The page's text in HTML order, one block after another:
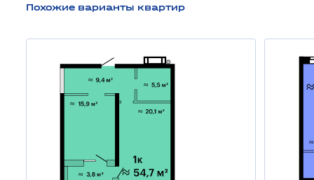
Похожие варианты квартир